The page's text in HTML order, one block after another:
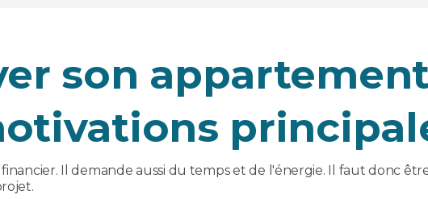
son
Il demande aussi du temps et de l'énergie. Il faut donc